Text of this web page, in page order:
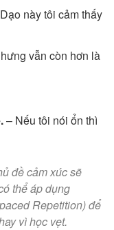
này tôi cảm thấy
vẫn còn hơn là
– Nếu tôi nói ổn thì
đề cảm xúc sẽ
thể áp dụng
Repetition) để
vì học vẹt.